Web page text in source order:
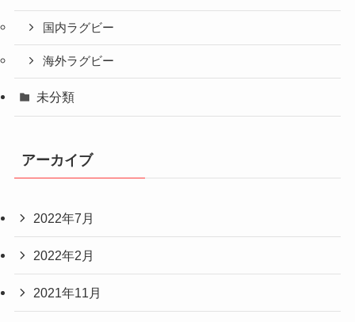
国内ラグビー
海外ラグビー
未分類
アーカイブ
2022年7月
2022年2月
2021年11月